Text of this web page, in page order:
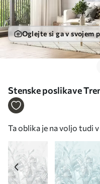
Oglejte si ga v svojem
Stenske poslikave
Št. u98951v5
Ta oblika je na voljo tudi